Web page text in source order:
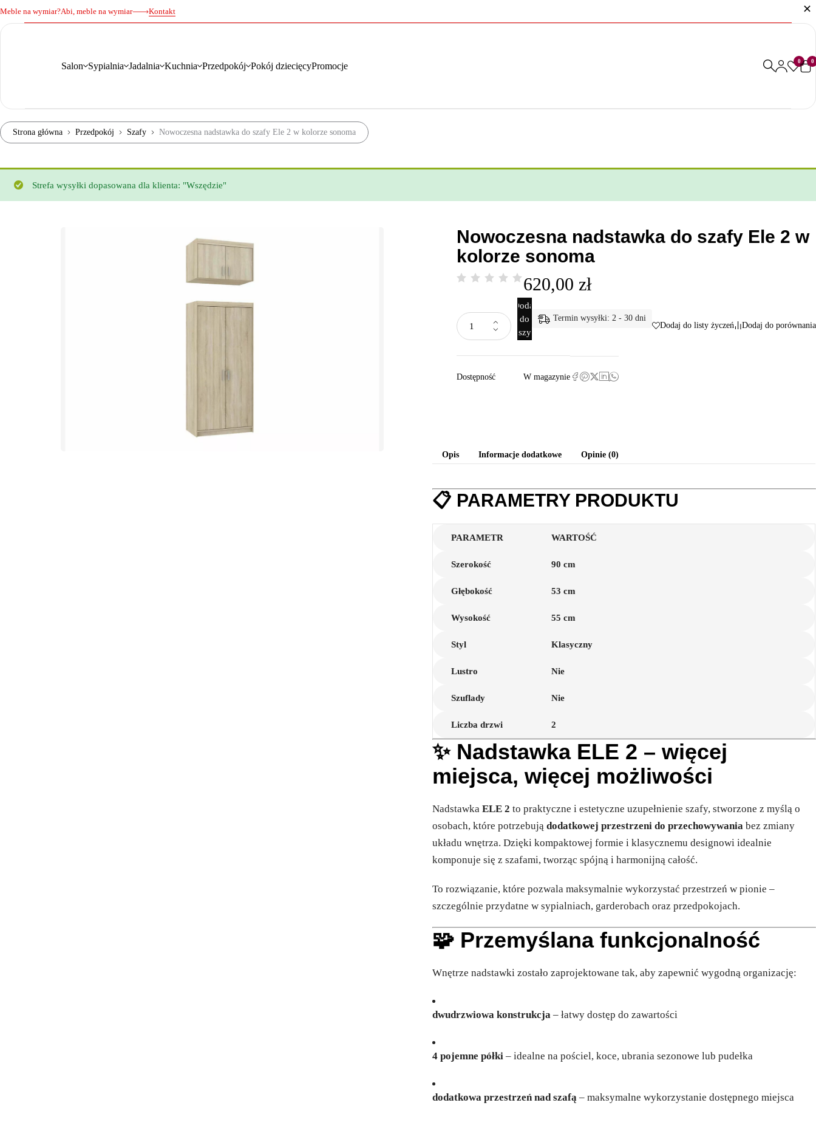
Meble na wymiar?Abi, meble na wymiar Kontakt
Salon Sypialnia Jadalnia Kuchnia Przedpokój Pokój dziecięcyPromocje 0 0
Strona główna Przedpokój Szafy Nowoczesna nadstawka do szafy Ele 2 w kolorze sonoma
Strefa wysyłki dopasowana dla klienta: "Wszędzie"
Nowoczesna nadstawka do szafy Ele 2 w
kolorze sonoma
620,00 zł
Dodaj
do
koszyka
Termin wysyłki: 2 - 30 dni
Dodaj do listy życzeń Dodaj do porównania
Dostępność W magazynie
Opis Informacje dodatkowe Opinie (0)
📋 PARAMETRY PRODUKTU
PARAMETR WARTOŚĆ
Szerokość 90 cm
Głębokość 53 cm
Wysokość 55 cm
Styl Klasyczny
Lustro Nie
Szuflady Nie
Liczba drzwi 2
✨ Nadstawka ELE 2 – więcej
miejsca, więcej możliwości
NadstawkaELE 2 to praktyczne i estetyczne uzupełnienie szafy, stworzone z myślą o
osobach, które potrzebujądodatkowej przestrzeni do przechowywania bez zmiany
układu wnętrza. Dzięki kompaktowej formie i klasycznemu designowi idealnie
komponuje się z szafami, tworząc spójną i harmonijną całość.
To rozwiązanie, które pozwala maksymalnie wykorzystać przestrzeń w pionie –
szczególnie przydatne w sypialniach, garderobach oraz przedpokojach.
🧩 Przemyślana funkcjonalność
Wnętrze nadstawki zostało zaprojektowane tak, aby zapewnić wygodną organizację:
dwudrzwiowa konstrukcja – łatwy dostęp do zawartości
4 pojemne półki – idealne na pościel, koce, ubrania sezonowe lub pudełka
dodatkowa przestrzeń nad szafą – maksymalne wykorzystanie dostępnego miejsca